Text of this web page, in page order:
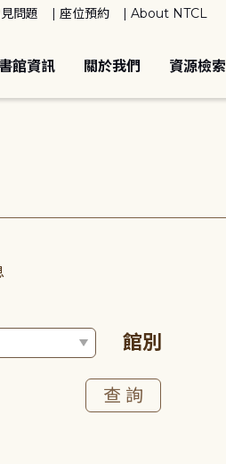
問題 座位預約 About NTCL
館資訊 關於我們 資源檢索
館別